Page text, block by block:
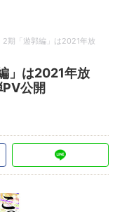
2期「遊郭編」は2021年放
」は2021年放
公開